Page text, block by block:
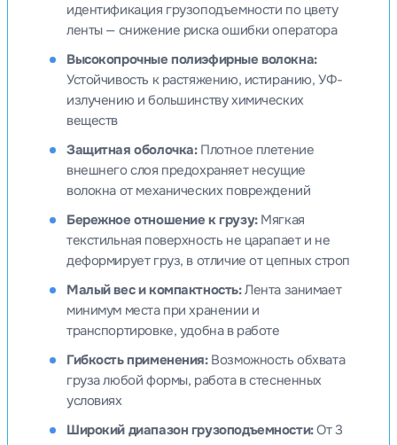
идентификация грузоподъемности по цвету
ленты — снижение риска ошибки оператора
Высокопрочные полиэфирные волокна:
Устойчивость к растяжению, истиранию, УФ-
излучению и большинству химических
веществ
Защитная оболочка:Плотное плетение
внешнего слоя предохраняет несущие
волокна от механических повреждений
Бережное отношение к грузу:Мягкая
текстильная поверхность не царапает и не
деформирует груз, в отличие от цепных строп
Малый вес и компактность:Лента занимает
минимум места при хранении и
транспортировке, удобна в работе
Гибкость применения:Возможность обхвата
груза любой формы, работа в стесненных
условиях
Широкий диапазон грузоподъемности:От 3